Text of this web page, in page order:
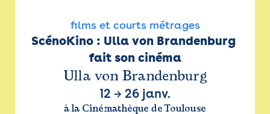
films et courts métrages
ScénoKino : Ulla von Brandenburg
fait son cinéma
Ulla von Brandenburg
12 → 26 janv.
à la Cinémathèque de Toulouse